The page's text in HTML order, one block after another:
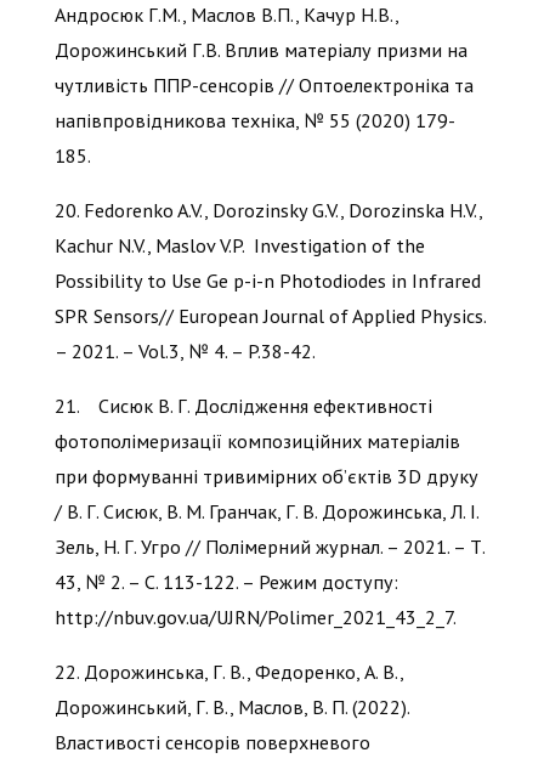
Андросюк Г.М., Маслов В.П., Качур Н.В.,
Дорожинський Г.В. Вплив матеріалу призми на
чутливість ППР-сенсорів // Оптоелектроніка та
напівпровідникова техніка, № 55 (2020) 179-
185.
20. Fedorenko A.V., Dorozinsky G.V., Dorozinska H.V.,
Kachur N.V., Maslov V.P. Investigation of the
Possibility to Use Ge p-i-n Photodiodes in Infrared
SPR Sensors// European Journal of Applied Physics.
– 2021. – Vol.3, № 4. – P.38-42.
21. Сисюк В. Г. Дослідження ефективності
фотополімеризації композиційних матеріалів
при формуванні тривимірних об’єктів 3D друку
/ В. Г. Сисюк, В. М. Гранчак, Г. В. Дорожинська, Л. І.
Зель, Н. Г. Угро // Полімерний журнал. – 2021. – Т.
43, № 2. – С. 113-122. – Режим доступу:
http://nbuv.gov.ua/UJRN/Polimer_2021_43_2_7.
22. Дорожинська, Г. В., Федоренко, А. В.,
Дорожинський, Г. В., Маслов, В. П. (2022).
Властивості сенсорів поверхневого